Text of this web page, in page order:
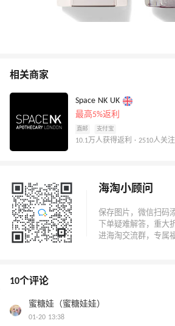
相关商家
Space NK UK
最高5%返利
直邮 支付宝
10.1万人获得返利 · 2510人关注
海淘小顾问
10个评论
蜜糖娃（蜜糖娃娃）
01-20 13:38